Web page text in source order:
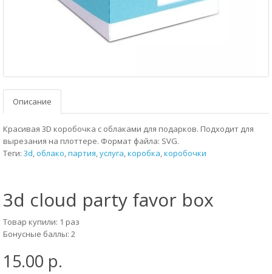
Описание
Красивая 3D коробочка с облаками для подарков. Подходит для
вырезания на плоттере. Формат файла: SVG.
Теги: 3d,облако,партия,услуга,коробка,коробочки
3d cloud party favor box
Товар купили: 1 раз
Бонусные баллы: 2
15.00 р.